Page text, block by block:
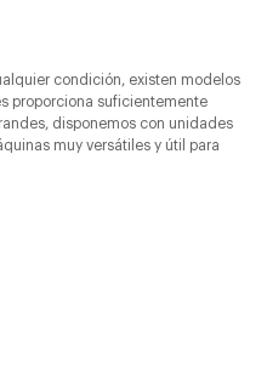
condición, existen modelos
proporciona suficientemente
disponemos con unidades
muy versátiles y útil para